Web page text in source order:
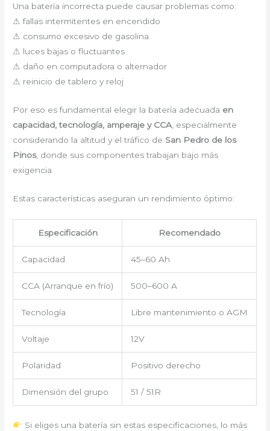
Una batería incorrecta puede causar problemas como:
⚠ fallas intermitentes en encendido
⚠ consumo excesivo de gasolina
⚠ luces bajas o fluctuantes
⚠ daño en computadora o alternador
⚠ reinicio de tablero y reloj
Por eso es fundamental elegir la batería adecuada en
capacidad, tecnología, amperaje y CCA , especialmente
considerando la altitud y el tráfico de San Pedro de los
Pinos, donde sus componentes trabajan bajo más
exigencia.
Estas características aseguran un rendimiento óptimo:
Especificación Recomendado
Capacidad 45–60 Ah
CCA (Arranque en frío) 500–600 A
Tecnología Libre mantenimiento o AGM
Voltaje 12V
Polaridad Positivo derecho
Dimensión del grupo 51 / 51R
Si eliges una batería sin estas especificaciones, lo más